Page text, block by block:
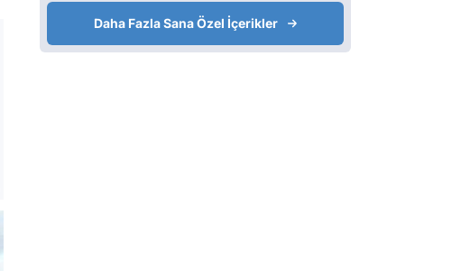
Daha Fazla Sana Özel İçerikler